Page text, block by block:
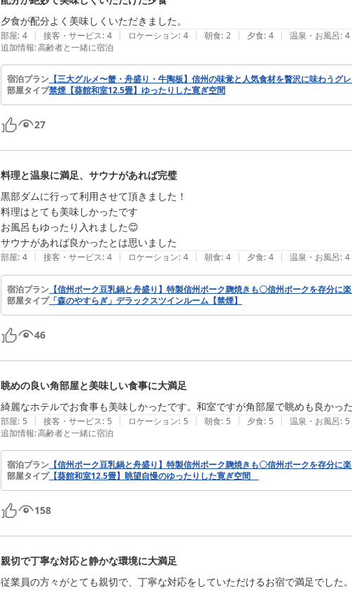
夕食が配分よく美味しくいただきました。
部屋: 4 | 接客・サービス: 4 | ロケーション: 4 | 朝食: 2 | 夕食: 4 | 温泉・お風呂: 4
追加情報:高齢者と一緒に宿泊
宿泊プラン 【三大グルメ〜蟹・舟盛り・牛陶板】信州の味覚と人気食材を贅沢に味わうグ
部屋タイプ禁煙【葵館和室12.5畳】ゆったりした寛ぎ空間
27
料理と温泉に満足、サウナがあれば完璧
黒部ダムに行って利用させて頂きました！
料理はとても美味しかったです
お風呂もゆったり入れました😊
サウナがあれば良かったとは思いました
部屋: 4 | 接客・サービス: 4 | ロケーション: 4 | 朝食: 4 | 夕食: 4 | 温泉・お風呂: 4
宿泊プラン 【信州ポーク豆乳鍋と舟盛り】特製信州ポーク麹焼きも〇信州ポークを存分に
部屋タイプ「森のやすらぎ」デラックスツインルーム【禁煙】
46
眺めの良い角部屋と美味しい食事に大満足
部屋: 5 | 接客・サービス: 5 | ロケーション: 5 | 朝食: 5 | 夕食: 5 | 温泉・お風呂: 5
追加情報:高齢者と一緒に宿泊
宿泊プラン 【信州ポーク豆乳鍋と舟盛り】特製信州ポーク麹焼きも〇信州ポークを存分に
部屋タイプ【葵館和室12.5畳】眺望自慢のゆったりした寛ぎ空間
158
親切で丁寧な対応と静かな環境に大満足
従業員の方々がとても親切で、丁寧な対応をしていただけるお宿で満足でした。